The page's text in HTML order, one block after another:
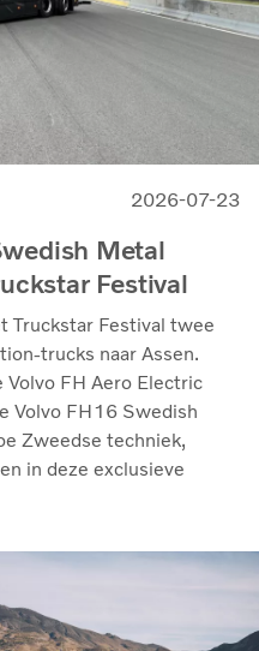
2026-07-23
Metal
Festival
Truckstar Festival twee
trucks naar Assen.
FH Aero Electric
Volvo FH16 Swedish
Zweedse techniek,
in deze exclusieve